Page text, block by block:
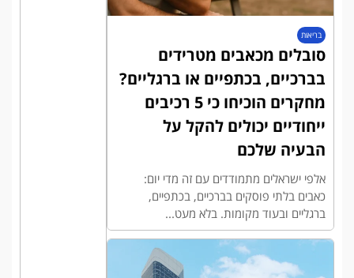
בריאות
סובלים מכאבים מטרידים
בברכיים, בכתפיים או ברגליים?
מחקרים הוכיחו כי 5 רכיבים
ייחודיים יכולים להקל על
הבעיה שלכם
אלפי ישראלים מתמודדים עם זה מדי יום:
כאבים בלתי פוסקים בברכיים, בכתפיים,
ברגליים ובעוד מקומות. בלא מעט...